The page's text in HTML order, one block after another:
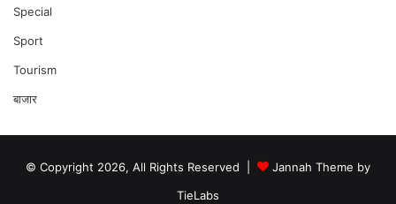
Special
Sport
Tourism
बाजार
© Copyright 2026, All Rights Reserved |
Jannah Theme by
TieLabs